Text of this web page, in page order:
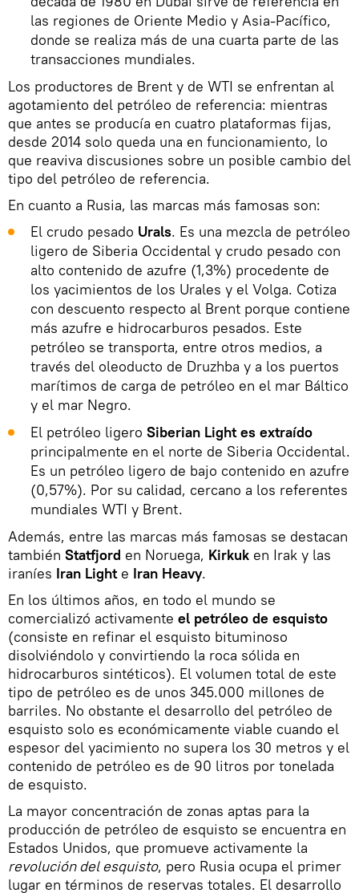
las regiones de Oriente Medio y Asia-Pacífico,
donde se realiza más de una cuarta parte de las
transacciones mundiales.
Los productores de Brent y de WTI se enfrentan al
agotamiento del petróleo de referencia: mientras
que antes se producía en cuatro plataformas fijas,
desde 2014 solo queda una en funcionamiento, lo
que reaviva discusiones sobre un posible cambio del
tipo del petróleo de referencia.
En cuanto a Rusia, las marcas más famosas son:
El crudo pesado Urals. Es una mezcla de petróleo
ligero de Siberia Occidental y crudo pesado con
alto contenido de azufre (1,3%) procedente de
los yacimientos de los Urales y el Volga. Cotiza
con descuento respecto al Brent porque contiene
más azufre e hidrocarburos pesados. Este
petróleo se transporta, entre otros medios, a
través del oleoducto de Druzhba y a los puertos
marítimos de carga de petróleo en el mar Báltico
y el mar Negro.
El petróleo ligero Siberian Light es extraído
principalmente en el norte de Siberia Occidental.
Es un petróleo ligero de bajo contenido en azufre
(0,57%). Por su calidad, cercano a los referentes
mundiales WTI y Brent.
Además, entre las marcas más famosas se destacan
también Statfjord en Noruega, Kirkuk en Irak y las
iraníes Iran Lighte Iran Heavy.
En los últimos años, en todo el mundo se
comercializó activamente el petróleo de esquisto
(consiste en refinar el esquisto bituminoso
disolviéndolo y convirtiendo la roca sólida en
hidrocarburos sintéticos). El volumen total de este
tipo de petróleo es de unos 345.000 millones de
barriles. No obstante el desarrollo del petróleo de
esquisto solo es económicamente viable cuando el
espesor del yacimiento no supera los 30 metros y el
contenido de petróleo es de 90 litros por tonelada
de esquisto.
La mayor concentración de zonas aptas para la
producción de petróleo de esquisto se encuentra en
Estados Unidos, que promueve activamente la
revolución del esquisto, pero Rusia ocupa el primer
lugar en términos de reservas totales. El desarrollo